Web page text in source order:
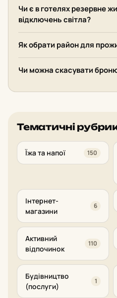
Чи є в готелях резервне
відключень світла?
Як обрати район для
Чи можна скасувати
Тематичні
Їжа та напої 150
Інтернет-
магазини
6
Активний
відпочинок
110
Будівництво
(послуги)
1